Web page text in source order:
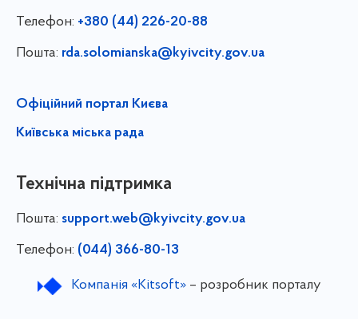
Телефон: +380 (44) 226-20-88
Пошта: rda.solomianska@kyivcity.gov.ua
Офіційний портал Києва
Київська міська рада
Технічна підтримка
Пошта: support.web@kyivcity.gov.ua
Телефон: (044) 366-80-13
Компанія «Kitsoft»– розробник порталу